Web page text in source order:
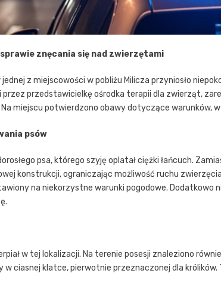
znęcania się nad zwierzętami
jednej z miejscowości w pobliżu Milicza przyniosło
przez przedstawicielkę ośrodka terapii dla zwierząt,
Na miejscu potwierdzono obawy dotyczące warunków,
psów
psa, którego szyję oplatał ciężki łańcuch.
konstrukcji, ograniczając możliwość ruchu
na niekorzystne warunki pogodowe. Dodatkowo
w tej lokalizacji. Na terenie posesji znaleziono
w ciasnej klatce, pierwotnie przeznaczonej dla królików.